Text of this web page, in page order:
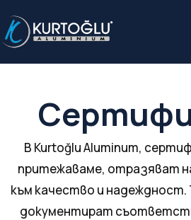
В Kurtoğlu Aluminum,
притежаваме, отразяват
към качество и
документират